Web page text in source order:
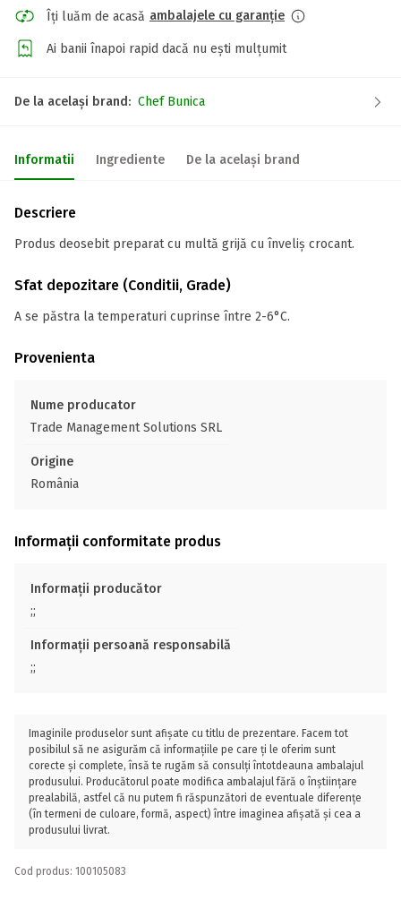
Îți luăm de acasă ambalajele cu garanție
Ai banii înapoi rapid dacă nu ești mulțumit
De la același brand: Chef Bunica
Informatii Ingrediente De la același brand
Descriere
Produs deosebit preparat cu multă grijă cu înveliș crocant.
Sfat depozitare (Conditii, Grade)
A se păstra la temperaturi cuprinse între 2-6°C.
Provenienta
Nume producator
Trade Management Solutions SRL
Origine
România
Informații conformitate produs
Informații producător
;;
Informații persoană responsabilă
;;
Imaginile produselor sunt afișate cu titlu de prezentare. Facem tot
posibilul să ne asigurăm că informațiile pe care ți le oferim sunt
corecte și complete, însă te rugăm să consulți întotdeauna ambalajul
produsului. Producătorul poate modifica ambalajul fără o înștiințare
prealabilă, astfel că nu putem fi răspunzători de eventuale diferențe
(în termeni de culoare, formă, aspect) între imaginea afișată și cea a
produsului livrat.
Cod produs: 100105083